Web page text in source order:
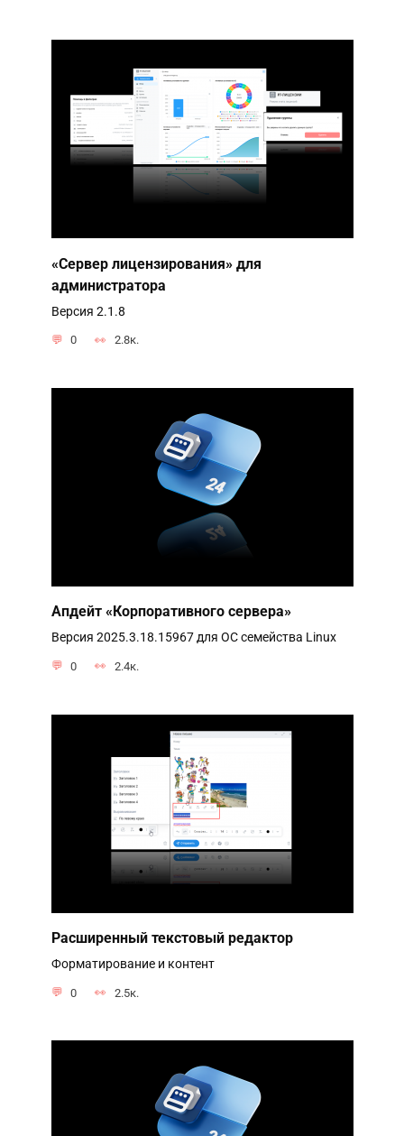
«Сервер лицензирования» для
администратора
Версия 2.1.8
0 2.8к.
Апдейт «Корпоративного сервера»
Версия 2025.3.18.15967 для ОС семейства Linux
0 2.4к.
Расширенный текстовый редактор
Форматирование и контент
0 2.5к.